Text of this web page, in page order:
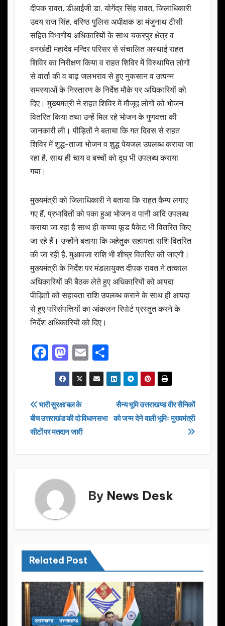
दीपक रावत, डीआईजी डा. योगेंद्र सिंह रावत, जिलाधिकारी
उदय राज सिंह, वरिष्ठ पुलिस अधीक्षक डा मंजुनाथ टीसी
सहित विभागीय अधिकारियों के साथ चकरपुर क्षेत्र व
वनखंडी महादेव मन्दिर परिसर से संचालित अस्थाई राहत
शिविर का निरीक्षण किया व राहत शिविर में विस्थापित लोगों
से वार्ता की व बाढ़ जलभराव से हुए नुकसान व उत्पन्न
समस्याओं के निस्तारण के निर्देश मौके पर अधिकारियों को
दिए। मुख्यमंत्री ने राहत शिविर में मौजूद लोगों को भोजन
वितरित किया तथा उन्हें मिल रहे भोजन के गुणवत्ता की
जानकारी ली। पीड़ितों ने बताया कि गत दिवस से राहत
शिविर में शुद्ध-ताजा भोजन व शुद्ध पेयजल उपलब्ध कराया जा
रहा है, साथ ही चाय व बच्चों को दूध भी उपलब्ध कराया
गया।
मुख्यमंत्री को जिलाधिकारी ने बताया कि राहत कैम्प लगाए
गए हैं, प्रभावितों को पका हुआ भोजन व पानी आदि उपलब्ध
कराया जा रहा है साथ ही कच्चा फूड पैकेट भी वितरित किए
जा रहे हैं। उन्होंने बताया कि अहेतुक सहायता राशि वितरित
की जा रही है, मुआवजा राशि भी शीघ्र वितरित की जाएगी।
मुख्यमंत्री के निर्देश पर मंडलायुक्त दीपक रावत ने तत्काल
अधिकारियों की बैठक लेते हुए अधिकारियों को आपदा
पीड़ितों को सहायता राशि उपलब्ध कराने के साथ ही आपदा
से हुए परिसंपत्तियों का आंकलन रिपोर्ट प्रस्तुत करने के
निर्देश अधिकारियों को दिए।
F
a
c
e
b
o
o
M
a
st
o
d
o
n
E
m
ail
h
ar
e
Post
navigation
सैन्य भूमि उत्तराखण्ड वीर सैनिकों
को जन्म देने वाली भूमिः मुख्यमंत्री
भारी सुरक्षा बल के
बीच उत्तराखंड की दो विधानसभा
सीटों पर मतदान जारी
By News Desk
Related Post
उत्तराखण्ड उत्तराखण्ड